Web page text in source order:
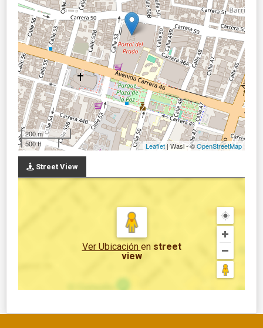
200 m
500 ft
Leaflet| Wasi - ©OpenStreetMap
Street View
Ver Ubicación en street
view